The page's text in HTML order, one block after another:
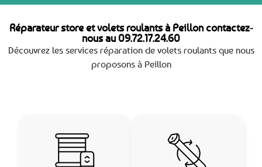
Réparateur store et volets roulants à Peillon contactez-
nous au 09.72.17.24.60
Découvrez les services réparation de volets roulants que nous
proposons à Peillon